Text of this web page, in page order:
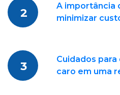
2
A importância
minimizar
3
Cuidados para
caro em uma